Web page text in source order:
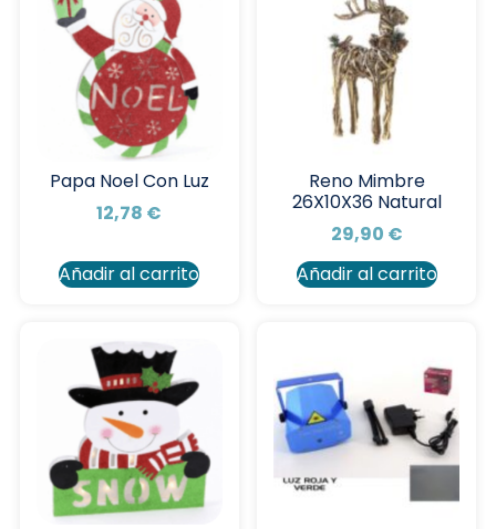
Papa Noel Con Luz
12,78 €
Añadir al carrito
Reno Mimbre
26X10X36 Natural
29,90 €
Añadir al carrito